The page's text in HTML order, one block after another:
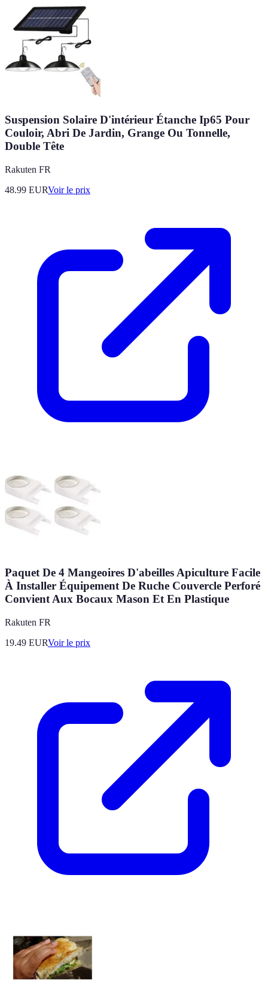
Suspension Solaire D'intérieur Étanche Ip65 Pour
Couloir, Abri De Jardin, Grange Ou Tonnelle,
Double Tête
Rakuten FR
48.99 EURVoir le prix
Paquet De 4 Mangeoires D'abeilles Apiculture Facile
À Installer Équipement De Ruche Couvercle Perforé
Convient Aux Bocaux Mason Et En Plastique
Rakuten FR
19.49 EURVoir le prix